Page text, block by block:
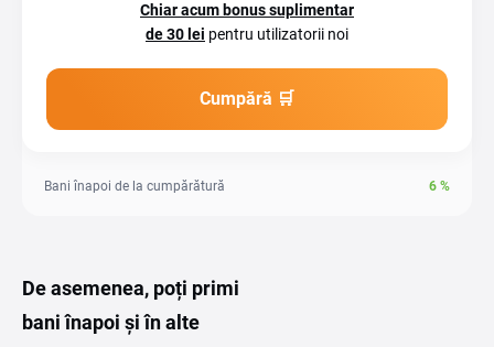
Chiar acum bonus suplimentar
de 30 lei pentru utilizatorii noi
Cumpără 🛒
Bani înapoi de la cumpărătură 6 %
De asemenea, poți primi
bani înapoi și în alte